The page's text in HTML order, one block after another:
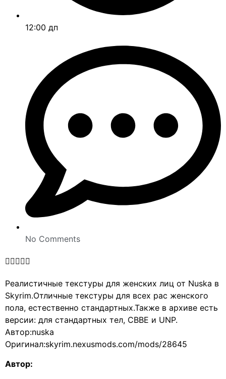
12:00 дп
No Comments

Реалистичные текстуры для женских лиц от Nuska в
Skyrim.Отличные текстуры для всех рас женского
пола, естественно стандартных.Также в архиве есть
версии: для стандартных тел, CBBE и UNP.
Автор:nuska
Оригинал:skyrim.nexusmods.com/mods/28645
Автор: